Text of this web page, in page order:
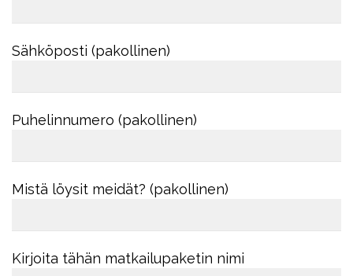
Sähköposti (pakollinen)
Puhelinnumero (pakollinen)
Mistä löysit meidät? (pakollinen)
Kirjoita tähän matkailupaketin nimi